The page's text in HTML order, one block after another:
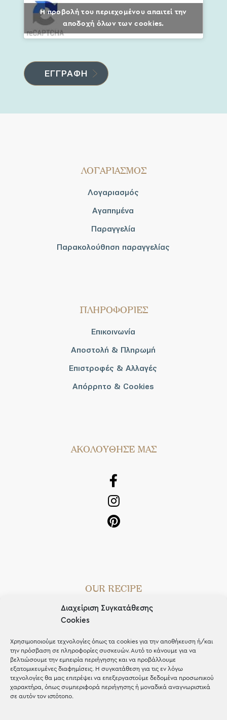
Διαχείριση Συγκατάθεσης
Cookies
Χρησιμοποιούμε τεχνολογίες όπως τα cookies για την αποθήκευση ή/και
την πρόσβαση σε πληροφορίες συσκευών. Αυτό το κάνουμε για να
βελτιώσουμε την εμπειρία περιήγησης και να προβάλλουμε
εξατομικευμένες διαφημίσεις. Η συγκατάθεση για τις εν λόγω
τεχνολογίες θα μας επιτρέψει να επεξεργαστούμε δεδομένα προσωπικού
χαρακτήρα, όπως συμπεριφορά περιήγησης ή μοναδικά αναγνωριστικά
σε αυτόν τον ιστότοπο.
Η προβολή του περιεχομένου απαιτεί την
αποδοχή όλων των cookies.
ΛΟΓΑΡΙΑΣΜΟΣ
Λογαριασμός
Αγαπημένα
Παραγγελία
Παρακολούθηση παραγγελίας
ΠΛΗΡΟΦΟΡΙΕΣ
Επικοινωνία
Αποστολή & Πληρωμή
Επιστροφές & Αλλαγές
Απόρρητο & Cookies
AΚΟΛΟΥΘΗΣΕ ΜΑΣ
OUR RECIPE
Gifts
Blog
Shop the look